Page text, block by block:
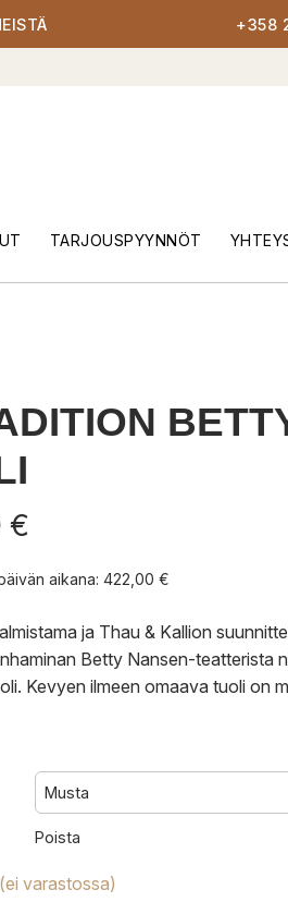
+358
TARJOUSPYYNNÖT
€
aikana: 422,00 €
ja Thau & Kallion
Betty Nansen-teatterista
Kevyen ilmeen omaava tuoli on
Poista
varastossa)